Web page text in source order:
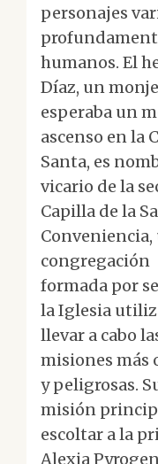
personajes
humanos. El
Díaz, un
esperaba un
ascenso en la
Santa, es
vicario de la
Capilla de la
Conveniencia,
congregación
formada por
la Iglesia
llevar a cabo
misiones más
y peligrosas.
misión
escoltar a la
Alexia